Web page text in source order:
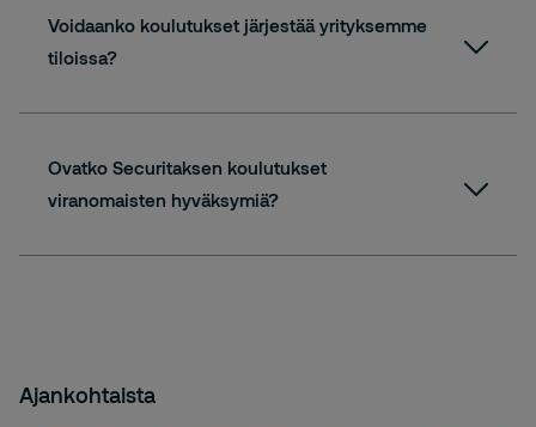
Voidaanko koulutukset järjestää yrityksemme
tiloissa?
Ovatko Securitaksen koulutukset
viranomaisten hyväksymiä?
Ajankohtaista